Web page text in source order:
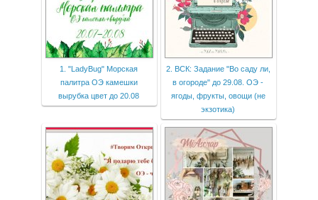
1. "LadyBug" Морская
палитра ОЭ камешки
вырубка цвет до 20.08
2. ВСК: Задание "Во саду ли,
в огороде" до 29.08. ОЭ -
ягоды, фрукты, овощи (не
экзотика)